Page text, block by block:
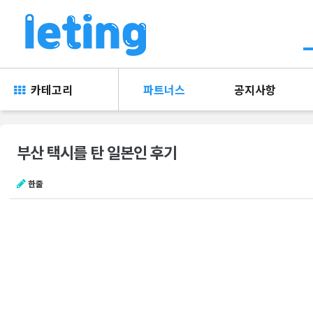
카테고리 파트너스 공지사항
부산 택시를 탄 일본인 후기
한줄